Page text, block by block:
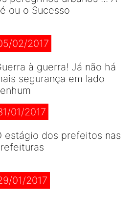
ou o Sucesso
02/2017
à guerra! Já não há
segurança em lado
01/2017
estágio dos prefeitos nas
01/2017